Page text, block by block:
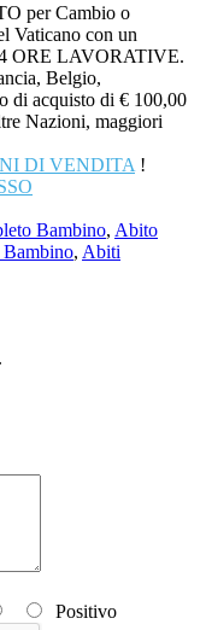
per Cambio o
Vaticano con un
ORE LAVORATIVE.
Belgio,
di acquisto di € 100,00
Nazioni, maggiori
DI VENDITA !
Bambino, Abito
, Abiti
Positivo